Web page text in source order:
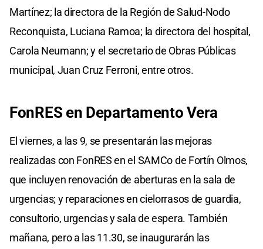
Martínez; la directora de la Región de Salud-Nodo
Reconquista, Luciana Ramoa; la directora del hospital,
Carola Neumann; y el secretario de Obras Públicas
municipal, Juan Cruz Ferroni, entre otros.
FonRES en Departamento Vera
El viernes, a las 9, se presentarán las mejoras
realizadas con FonRES en el SAMCo de Fortín Olmos,
que incluyen renovación de aberturas en la sala de
urgencias; y reparaciones en cielorrasos de guardia,
consultorio, urgencias y sala de espera. También
mañana, pero a las 11.30, se inaugurarán las